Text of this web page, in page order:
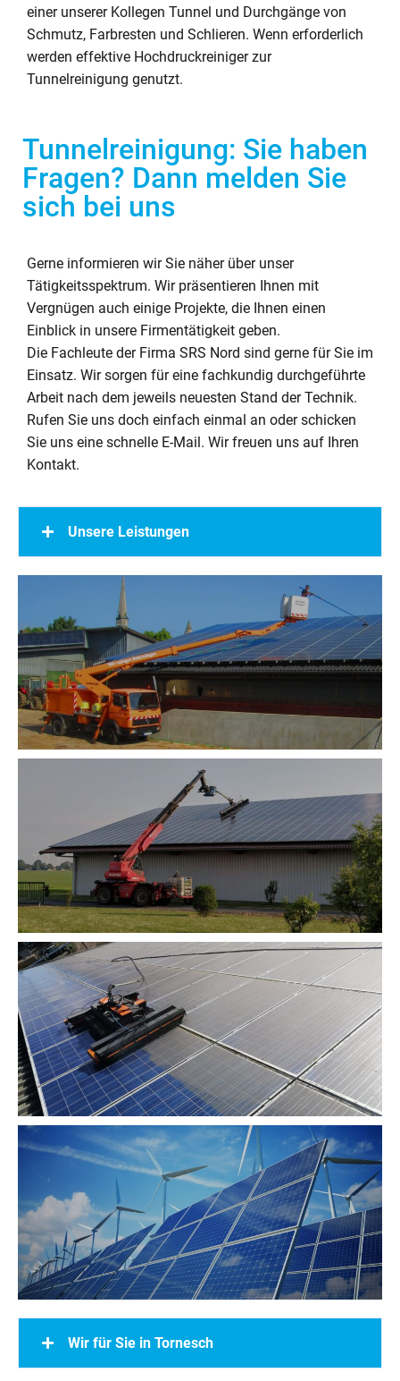
einer unserer Kollegen Tunnel und Durchgänge von
Schmutz, Farbresten und Schlieren. Wenn erforderlich
werden effektive Hochdruckreiniger zur
Tunnelreinigung genutzt.
Tunnelreinigung: Sie haben
Fragen? Dann melden Sie
sich bei uns
Gerne informieren wir Sie näher über unser
Tätigkeitsspektrum. Wir präsentieren Ihnen mit
Vergnügen auch einige Projekte, die Ihnen einen
Einblick in unsere Firmentätigkeit geben.
Die Fachleute der Firma SRS Nord sind gerne für Sie im
Einsatz. Wir sorgen für eine fachkundig durchgeführte
Arbeit nach dem jeweils neuesten Stand der Technik.
Rufen Sie uns doch einfach einmal an oder schicken
Sie uns eine schnelle E-Mail. Wir freuen uns auf Ihren
Kontakt.
Unsere Leistungen
Wir für Sie in Tornesch